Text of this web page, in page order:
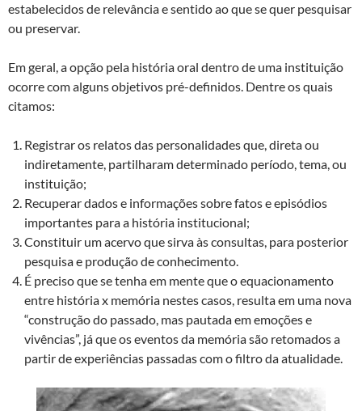
estabelecidos de relevância e sentido ao que se quer pesquisar
ou preservar.
Em geral, a opção pela história oral dentro de uma instituição
ocorre com alguns objetivos pré-definidos. Dentre os quais
citamos:
Registrar os relatos das personalidades que, direta ou
indiretamente, partilharam determinado período, tema, ou
instituição;
Recuperar dados e informações sobre fatos e episódios
importantes para a história institucional;
Constituir um acervo que sirva às consultas, para posterior
pesquisa e produção de conhecimento.
É preciso que se tenha em mente que o equacionamento
entre história x memória nestes casos, resulta em uma nova
“construção do passado, mas pautada em emoções e
vivências”, já que os eventos da memória são retomados a
partir de experiências passadas com o filtro da atualidade.